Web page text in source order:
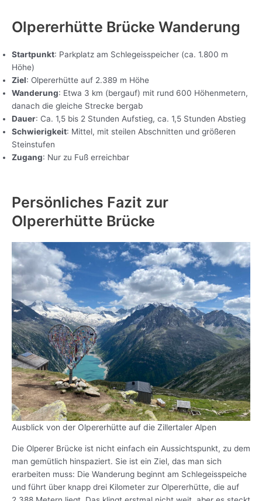
Olpererhütte Brücke Wanderung
Startpunkt: Parkplatz am Schlegeisspeicher (ca. 1.800 m
Höhe)
Ziel: Olpererhütte auf 2.389 m Höhe
Wanderung: Etwa 3 km (bergauf) mit rund 600 Höhenmetern,
danach die gleiche Strecke bergab
Dauer: Ca. 1,5 bis 2 Stunden Aufstieg, ca. 1,5 Stunden Abstieg
Schwierigkeit: Mittel, mit steilen Abschnitten und größeren
Steinstufen
Zugang: Nur zu Fuß erreichbar
Persönliches Fazit zur
Olpererhütte Brücke
Ausblick von der Olpererhütte auf die Zillertaler Alpen
Die Olperer Brücke ist nicht einfach ein Aussichtspunkt, zu dem
man gemütlich hinspaziert. Sie ist ein Ziel, das man sich
erarbeiten muss: Die Wanderung beginnt am Schlegeisspeiche
und führt über knapp drei Kilometer zur Olpererhütte, die auf